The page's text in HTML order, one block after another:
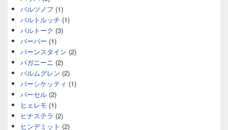
バルツノフ (1)
バルトルッチ (1)
バルトーク (3)
バーバー (1)
バーンスタイン (2)
パガニーニ (2)
パルムグレン (2)
パーシケッティ (1)
パーセル (2)
ヒェレモ (1)
ヒナステラ (2)
ヒンデミット (2)